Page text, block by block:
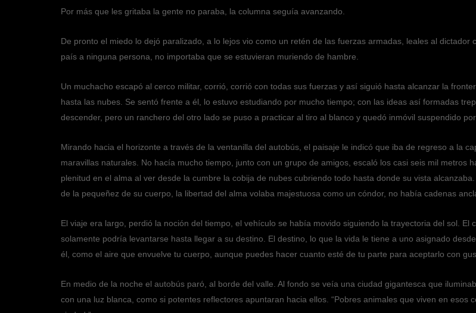
Por más que les gritaba la gente no paraba, la columna seguía avanzando.
De pronto el miedo lo dejó paralizado, a lo lejos vio como un retén de las fuerzas armadas, leales al
país a ninguna persona, no importaba que se estuvieran muriendo de hambre.
Un muchacho escapó al cerco militar, corrió, corrió con todas sus fuerzas y así siguió hasta alcanzar la
hasta las nubes. Se sentó frente a él, lo estuvo estudiando por mucho tiempo; con las ideas así formadas
descender, pero un ranchero del otro lado se puso a practicar al tiro al blanco y quedó inmóvil suspendido
Mirando hacia el horizonte a través de la ventanilla del autobús, el paisaje le indicó que iba de regreso a la
maravillas naturales. No hacía mucho tiempo, junto con un grupo de amigos, escaló los casi seis mil metros
plenitud en el alma al ver desde la cumbre la cobija de nubes cubriendo todo hasta donde su vista
de la pequeñez de su cuerpo, la libertad del alma volaba majestuosa como un cóndor, no había cadenas
El viaje era largo, perdió la noción del tiempo, el vehículo se había movido siguiendo la trayectoria del sol.
solamente podría levantarse hasta llegar a su destino. El destino, lo que la vida le tiene a uno asignado
él, como el aire que envuelve tu cuerpo, aunque puedes hacer cuanto esté de tu parte para aceptarlo con
En medio de la noche el autobús paró, al borde del valle. Al fondo se veía una ciudad gigantesca que
con una luz blanca, como si potentes reflectores apuntaran hacia ellos. “Pobres animales que viven en